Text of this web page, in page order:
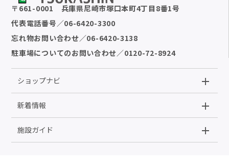
〒 661-0001
兵庫県尼崎市塚口本町4丁目8番1号
代表電話番号 ／06-6420-3300
忘れ物お問い合わせ／06-6420-3138
駐車場についてのお問い合わせ／0120-72-8924
ショップナビ
新着情報
施設ガイド